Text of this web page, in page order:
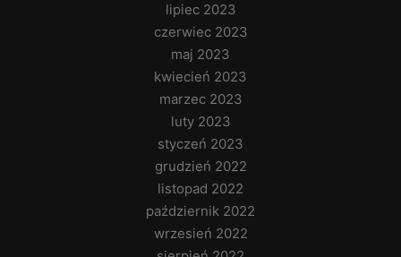
lipiec 2023
czerwiec 2023
maj 2023
kwiecień 2023
marzec 2023
luty 2023
styczeń 2023
grudzień 2022
listopad 2022
październik 2022
wrzesień 2022